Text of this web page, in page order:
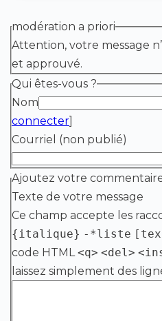
modération a priori
Attention, votre message
et approuvé.
Qui êtes-vous ?
Nom
connecter]
Courriel (non publié)
Ajoutez votre
Texte de votre message
Ce champ accepte les
{italique} -*liste
code HTML<q> <del>
laissez simplement des